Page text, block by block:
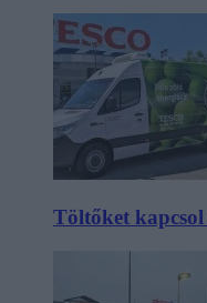
Töltőket kapcsol